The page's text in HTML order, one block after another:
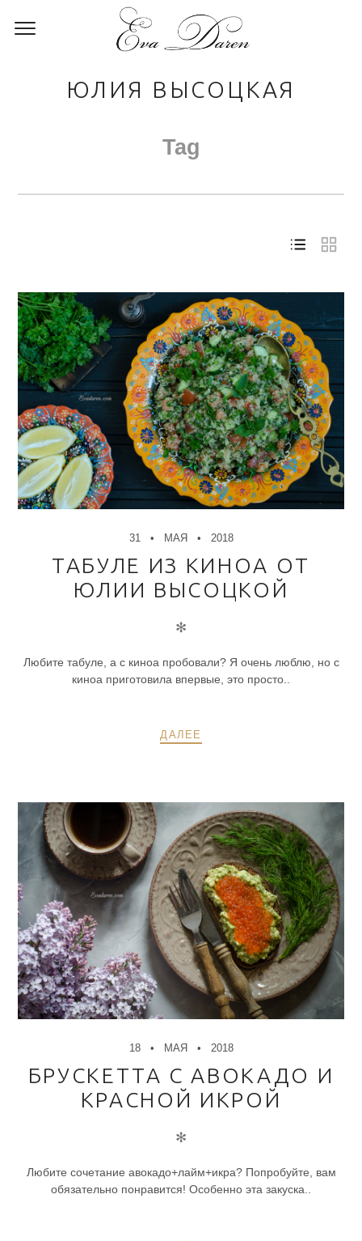
ЮЛИЯ ВЫСОЦКАЯ
Tag
31 МАЯ 2018
ТАБУЛЕ ИЗ КИНОА ОТ
ЮЛИИ ВЫСОЦКОЙ
✻
Любите табуле, а с киноа пробовали? Я очень люблю, но с
киноа приготовила впервые, это просто..
ДАЛЕЕ
18 МАЯ 2018
БРУСКЕТТА С АВОКАДО И
КРАСНОЙ ИКРОЙ
✻
Любите сочетание авокадо+лайм+икра? Попробуйте, вам
обязательно понравится! Особенно эта закуска..